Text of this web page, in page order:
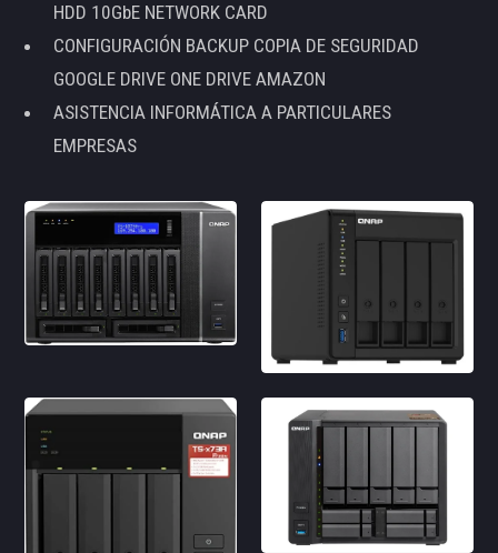
HDD 10GbE NETWORK CARD
CONFIGURACIÓN BACKUP COPIA DE SEGURIDAD
GOOGLE DRIVE ONE DRIVE AMAZON
ASISTENCIA INFORMÁTICA A PARTICULARES
EMPRESAS